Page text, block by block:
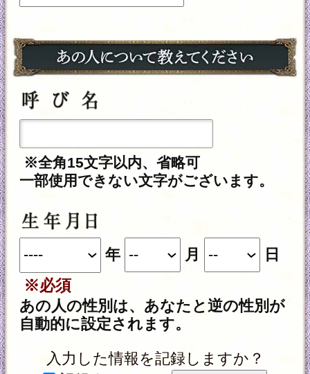
力いただいた情報を、占いサービスを提
りません。ご利用の際は、当社「個人情
報保護方針」に同意の上、必要事項をご
入力ください。
動作環境
ください。
＜OS＞
Android 5.0以降
＜ブラウザ＞
OSに標準搭載されているブラウ
※JavaScriptの設定をオンにしてご
利用ください。
トップページに戻る
NEW 新着占い